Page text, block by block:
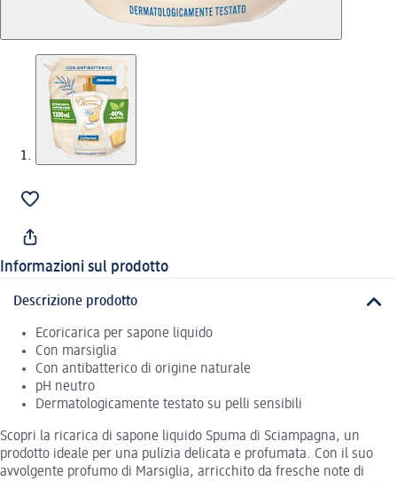
Informazioni sul prodotto
Descrizione prodotto
Ecoricarica per sapone liquido
Con marsiglia
Con antibatterico di origine naturale
pH neutro
Dermatologicamente testato su pelli sensibili
Scopri la ricarica di sapone liquido Spuma di Sciampagna, un
prodotto ideale per una pulizia delicata e profumata. Con il suo
avvolgente profumo di Marsiglia, arricchito da fresche note di